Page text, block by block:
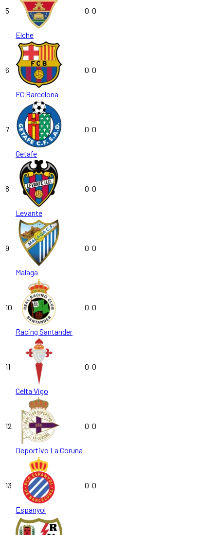
5
Elche
0 0
6
FC Barcelona
0 0
7
Getafe
0 0
8
Levante
0 0
9
Malaga
0 0
10
Racing Santander
0 0
11
Celta Vigo
0 0
12
Deportivo La Coruna
0 0
13
Espanyol
0 0